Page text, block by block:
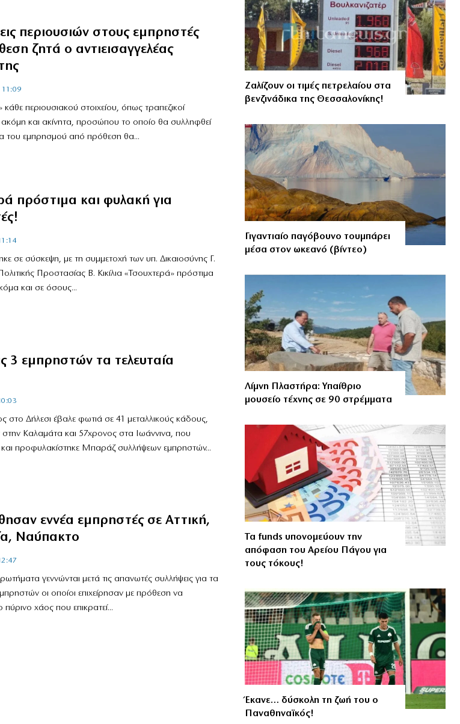
περιουσιών στους εμπρηστές
ζητά ο αντιεισαγγελέας
περιουσιακού στοιχείου, όπως τραπεζικοί
ακόμη και ακίνητα, προσώπου το οποίο θα συλληφθεί
του εμπρησμού από πρόθεση θα...
πρόστιμα και φυλακή για
σε σύσκεψη, με τη συμμετοχή των υπ. Δικαιοσύνης Γ.
Προστασίας Β. Κικίλια «Τσουχτερά» πρόστιμα
και σε όσους...
3 εμπρηστών τα τελευταία
στο Δήλεσι έβαλε φωτιά σε 41 μεταλλικούς κάδους,
στην Καλαμάτα και 57χρονος στα Ιωάννινα, που
προφυλακίστηκε Μπαράζ συλλήψεων εμπρηστών...
εννέα εμπρηστές σε Αττική,
Ναύπακτο
γεννώνται μετά τις απανωτές συλλήψεις για τα
οι οποίοι επιχείρησαν με πρόθεση να
πύρινο χάος που επικρατεί...
Ζαλίζουν οι τιμές πετρελαίου στα
βενζινάδικα της Θεσσαλονίκης!
Γιγαντιαίο παγόβουνο τουμπάρει
μέσα στον ωκεανό (βίντεο)
Λίμνη Πλαστήρα: Υπαίθριο
μουσείο τέχνης σε 90 στρέμματα
Τα funds υπονομεύουν την
απόφαση του Αρείου Πάγου για
τους τόκους!
Έκανε… δύσκολη τη ζωή του ο
Παναθηναϊκός!